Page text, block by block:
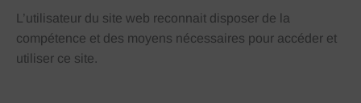
L’utilisateur du site web reconnait disposer de la
compétence et des moyens nécessaires pour accéder et
utiliser ce site.